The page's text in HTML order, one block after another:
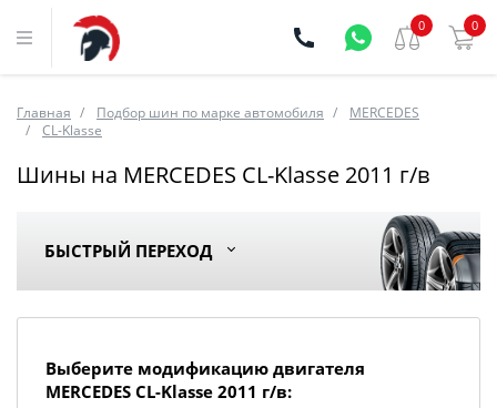
0 0
Главная Подбор шин по марке автомобиля
MERCEDES
CL-Klasse
Шины на MERCEDES CL-Klasse 2011 г/в
БЫСТРЫЙ ПЕРЕХОД
Выберите модификацию двигателя
MERCEDES CL-Klasse 2011 г/в: